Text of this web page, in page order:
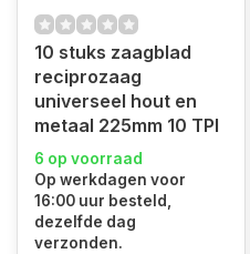
10 stuks zaagblad
reciprozaag
universeel hout en
metaal 225mm 10 TPI
6 op voorraad
Op werkdagen voor
16:00 uur besteld,
dezelfde dag
verzonden.